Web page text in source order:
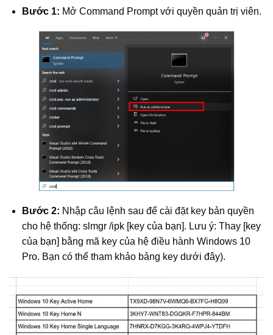
Bước 1: Mở Command Prompt với quyền quản trị viên.
Bước 2: Nhập câu lệnh sau để cài đặt key bản quyền
cho hệ thống: slmgr /ipk [key của bạn]. Lưu ý: Thay [key
của bạn] bằng mã key của hệ điều hành Windows 10
Pro. Bạn có thể tham khảo bảng key dưới đây).